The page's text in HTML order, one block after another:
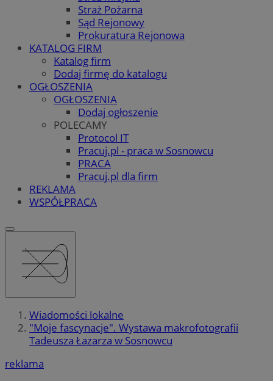
Straż Pożarna
Sąd Rejonowy
Prokuratura Rejonowa
KATALOG FIRM
Katalog firm
Dodaj firmę do katalogu
OGŁOSZENIA
OGŁOSZENIA
Dodaj ogłoszenie
POLECAMY
Protocol IT
Pracuj.pl - praca w Sosnowcu
PRACA
Pracuj.pl dla firm
REKLAMA
WSPÓŁPRACA
Wiadomości lokalne
"Moje fascynacje". Wystawa makrofotografii
Tadeusza Łazarza w Sosnowcu
reklama